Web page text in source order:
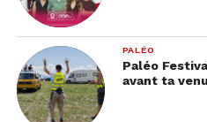
PALÉO
Paléo
avant ta